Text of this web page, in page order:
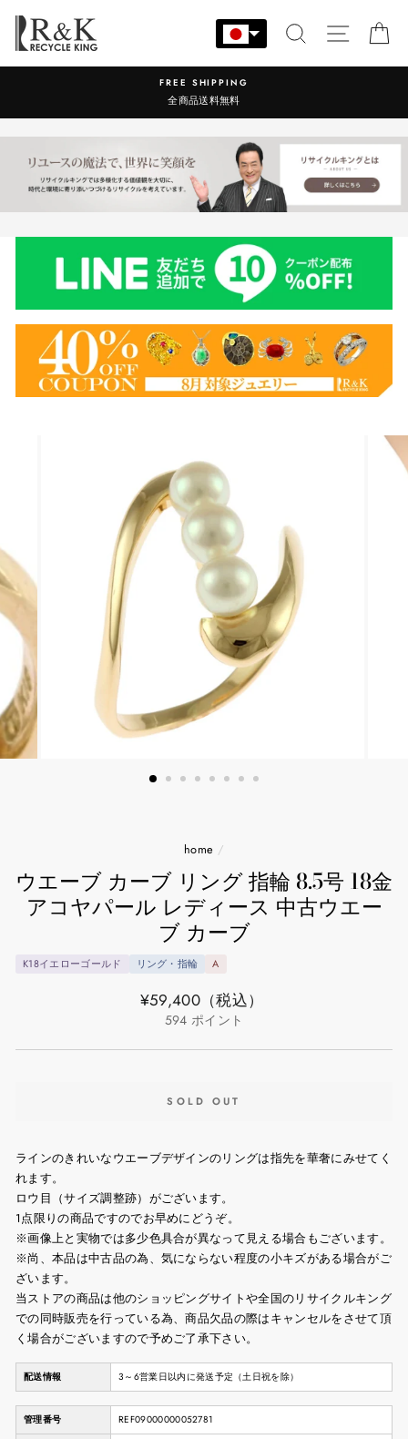
ン
す
検索 サイト
home /
ウエーブ カーブ リング 指輪 8.5号 18金
アコヤパール レディース 中古ウエー
ブ カーブ
K18イエローゴールド リング・指輪 A
通
格
¥59,400（税込）
594 ポイント
SOLD OUT
ラインのきれいなウエーブデザインのリングは指先を華奢にみせてく
れます。
ロウ目（サイズ調整跡）がございます。
1点限りの商品ですのでお早めにどうぞ。
※画像上と実物では多少色具合が異なって見える場合もございます。
※尚、本品は中古品の為、気にならない程度の小キズがある場合がご
ざいます。
当ストアの商品は他のショッピングサイトや全国のリサイクルキング
での同時販売を行っている為、商品欠品の際はキャンセルをさせて頂
く場合がございますので予めご了承下さい。
配送情報 3～6営業日以内に発送予定（土日祝を除）
管理番号 REF09000000052781